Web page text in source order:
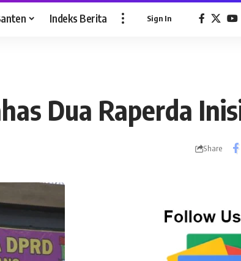
Indeks Berita Sign In
Dua Raperda
Share